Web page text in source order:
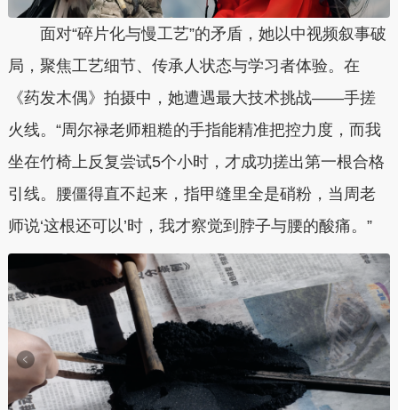
面对“碎片化与慢工艺”的矛盾，她以中视频叙事破
局，聚焦工艺细节、传承人状态与学习者体验。在
《药发木偶》拍摄中，她遭遇最大技术挑战——手搓
火线。“周尔禄老师粗糙的手指能精准把控力度，而我
坐在竹椅上反复尝试5个小时，才成功搓出第一根合格
引线。腰僵得直不起来，指甲缝里全是硝粉，当周老
师说‘这根还可以’时，我才察觉到脖子与腰的酸痛。”